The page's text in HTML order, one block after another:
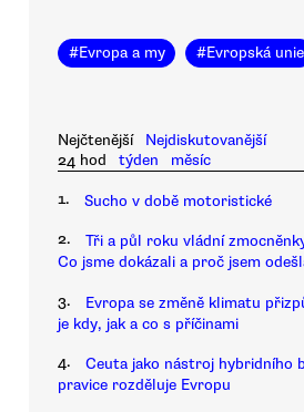
#Evropa a my #Evropská unie
Nejčtenější
Nejdiskutovanější
24 hod
týden měsíc
1. Sucho v době motoristické
2.
Tři a půl roku vládní
Co jsme dokázali a proč jsem
3.
Evropa se změně klimatu
je kdy, jak a co s příčinami
4.
Ceuta jako nástroj hybridního
pravice rozděluje Evropu